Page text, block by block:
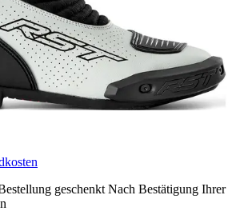
geschenkt Nach Bestätigung Ihrer